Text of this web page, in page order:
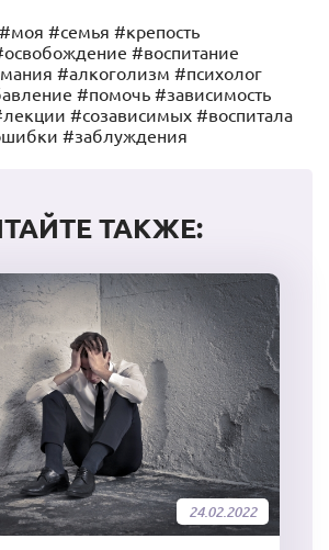
#семья #крепость
#воспитание
#алкоголизм #психолог
#помочь #зависимость
#созависимых #воспитала
#заблуждения
ТАКЖЕ:
24.02.2022